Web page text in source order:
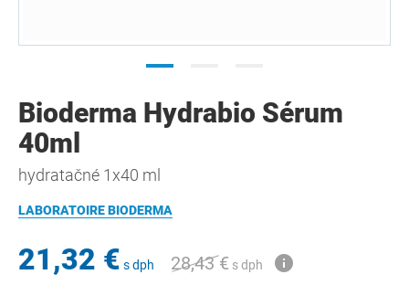
Bioderma Hydrabio Sérum
40ml
hydratačné 1x40 ml
LABORATOIRE BIODERMA
21,32 € s dph 28,43 € s dph